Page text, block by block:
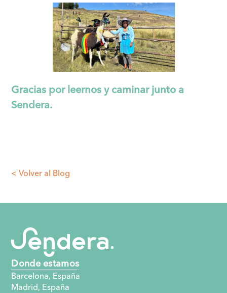
Gracias por leernos y caminar junto a
Sendera.
< Volver al Blog
Donde estamos
Barcelona, España
Madrid, España